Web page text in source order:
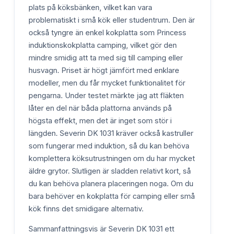
plats på köksbänken, vilket kan vara
problematiskt i små kök eller studentrum. Den är
också tyngre än enkel kokplatta som Princess
induktionskokplatta camping, vilket gör den
mindre smidig att ta med sig till camping eller
husvagn. Priset är högt jämfört med enklare
modeller, men du får mycket funktionalitet för
pengarna. Under testet märkte jag att fläkten
låter en del när båda plattorna används på
högsta effekt, men det är inget som stör i
längden. Severin DK 1031 kräver också kastruller
som fungerar med induktion, så du kan behöva
komplettera köksutrustningen om du har mycket
äldre grytor. Slutligen är sladden relativt kort, så
du kan behöva planera placeringen noga. Om du
bara behöver en kokplatta för camping eller små
kök finns det smidigare alternativ.
Sammanfattningsvis är Severin DK 1031 ett